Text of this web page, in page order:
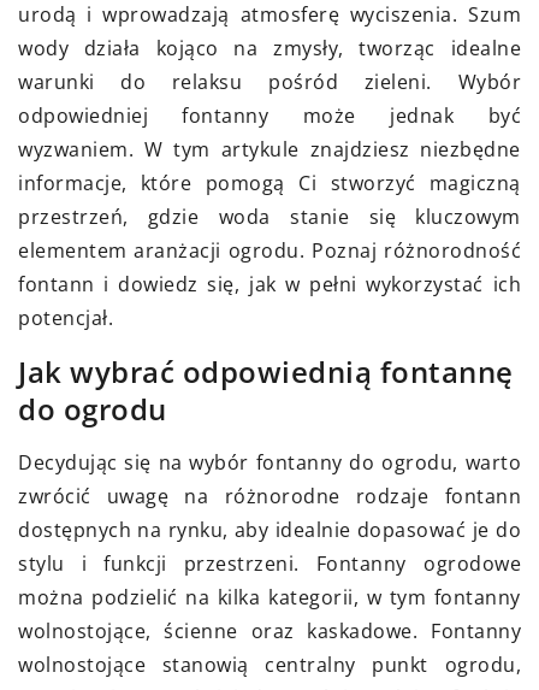
urodą i wprowadzają atmosferę wyciszenia. Szum
wody działa kojąco na zmysły, tworząc idealne
warunki do relaksu pośród zieleni. Wybór
odpowiedniej fontanny może jednak być
wyzwaniem. W tym artykule znajdziesz niezbędne
informacje, które pomogą Ci stworzyć magiczną
przestrzeń, gdzie woda stanie się kluczowym
elementem aranżacji ogrodu. Poznaj różnorodność
fontann i dowiedz się, jak w pełni wykorzystać ich
potencjał.
Jak wybrać odpowiednią fontannę
do ogrodu
Decydując się na wybór fontanny do ogrodu, warto
zwrócić uwagę na różnorodne rodzaje fontann
dostępnych na rynku, aby idealnie dopasować je do
stylu i funkcji przestrzeni. Fontanny ogrodowe
można podzielić na kilka kategorii, w tym fontanny
wolnostojące, ścienne oraz kaskadowe. Fontanny
wolnostojące stanowią centralny punkt ogrodu,